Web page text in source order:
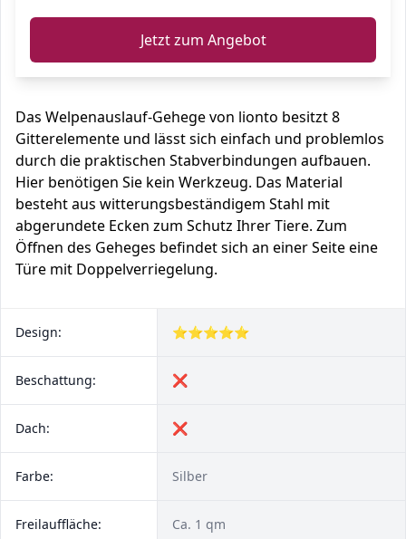
Jetzt zum Angebot
Das Welpenauslauf-Gehege von lionto besitzt 8
Gitterelemente und lässt sich einfach und problemlos
durch die praktischen Stabverbindungen aufbauen.
Hier benötigen Sie kein Werkzeug. Das Material
besteht aus witterungsbeständigem Stahl mit
abgerundete Ecken zum Schutz Ihrer Tiere. Zum
Öffnen des Geheges befindet sich an einer Seite eine
Türe mit Doppelverriegelung.
Design: ⭐⭐⭐⭐⭐
Beschattung: ❌
Dach: ❌
Farbe: Silber
Freilauffläche: Ca. 1 qm